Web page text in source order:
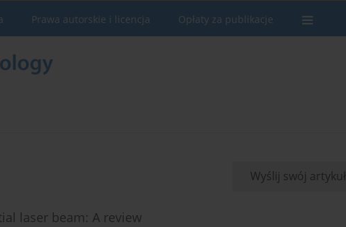
Prawa autorskie i licencja Opłaty za publikacje
laser beam: A review
Wyślij swój artykuł